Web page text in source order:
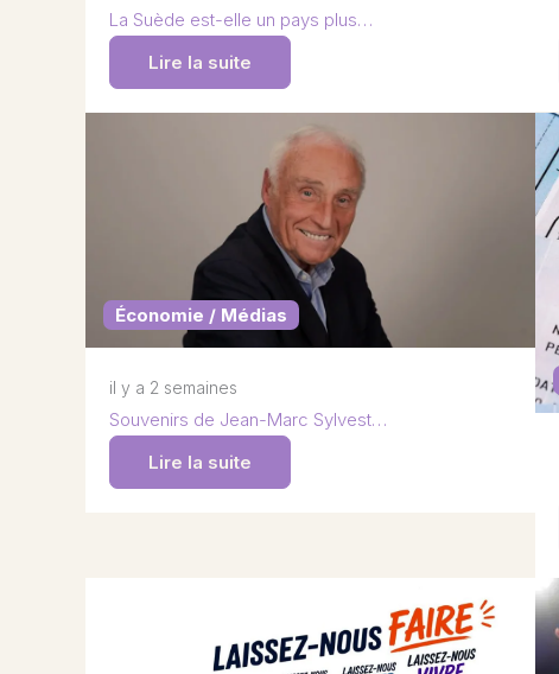
La Suède est-elle un pays plus…
Lire la suite
Économie / Médias
il y a 2 semaines
Souvenirs de Jean-Marc Sylvest…
Lire la suite